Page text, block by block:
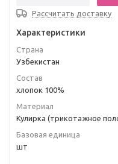
Рассчитать доставку
Характеристики
Страна
Узбекистан
Состав
хлопок 100%
Материал
Кулирка (трикотажное
Базовая единица
шт